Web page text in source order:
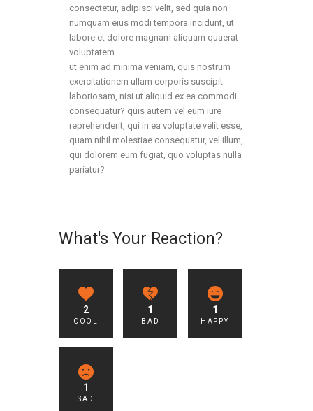
consectetur, adipisci velit, sed quia non
numquam eius modi tempora incidunt, ut
labore et dolore magnam aliquam quaerat
voluptatem.
ut enim ad minima veniam, quis nostrum
exercitationem ullam corporis suscipit
laboriosam, nisi ut aliquid ex ea commodi
consequatur? quis autem vel eum iure
reprehenderit, qui in ea voluptate velit esse,
quam nihil molestiae consequatur, vel illum,
qui dolorem eum fugiat, quo voluptas nulla
pariatur?
What's Your Reaction?
2
COOL
1
BAD
1
HAPPY
1
SAD